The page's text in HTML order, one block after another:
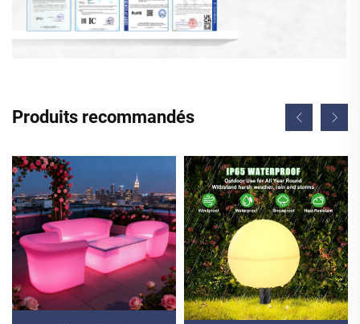
Produits recommandés